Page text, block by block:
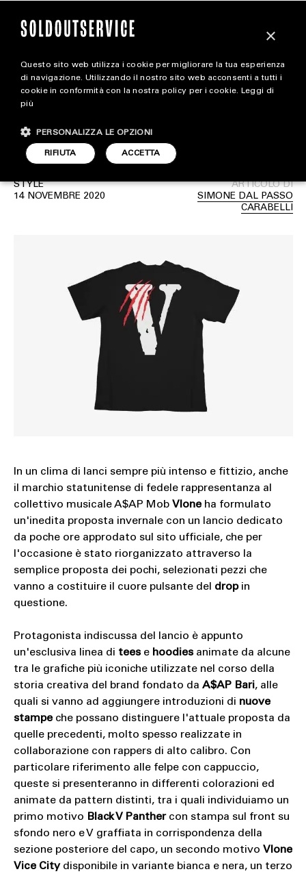
magazine
STYLE
FOOTWEAR
ACCESSORIES
Approdato online un
nuovo drop Vlone da non
lasciarsi scappare
STYLE
14 NOVEMBRE 2020
ARTICOLO DI
SIMONE DAL PASSO
CARABELLI
In un clima di lanci sempre più intenso e fittizio, anche
il marchio statunitense di fedele rappresentanza al
collettivo musicale A$AP Mob Vloneha formulato
un'inedita proposta invernale con un lancio dedicato
da poche ore approdato sul sito ufficiale, che per
l'occasione è stato riorganizzato attraverso la
semplice proposta dei pochi, selezionati pezzi che
vanno a costituire il cuore pulsante del dropin
questione.
Protagonista indiscussa del lancio è appunto
un'esclusiva linea di teese hoodiesanimate da alcune
tra le grafiche più iconiche utilizzate nel corso della
storia creativa del brand fondato da A$AP Bari, alle
quali si vanno ad aggiungere introduzioni di nuove
stampeche possano distinguere l'attuale proposta da
quelle precedenti, molto spesso realizzate in
collaborazione con rappers di alto calibro. Con
particolare riferimento alle felpe con cappuccio,
queste si presenteranno in differenti colorazioni ed
animate da pattern distinti, tra i quali individuiamo un
primo motivo Black V Panthercon stampa sul front su
sfondo nero e V graffiata in corrispondenza della
sezione posteriore del capo, un secondo motivo Vlone
Vice Citydisponibile in variante bianca e nera, un terzo
×
Questo sito web utilizza i cookie per migliorare la tua esperienza
di navigazione. Utilizzando il nostro sito web acconsenti a tutti i
cookie in conformità con la nostra policy per i cookie. Leggi di
più
ACCETTA
RIFIUTA
PERSONALIZZA LE OPZIONI